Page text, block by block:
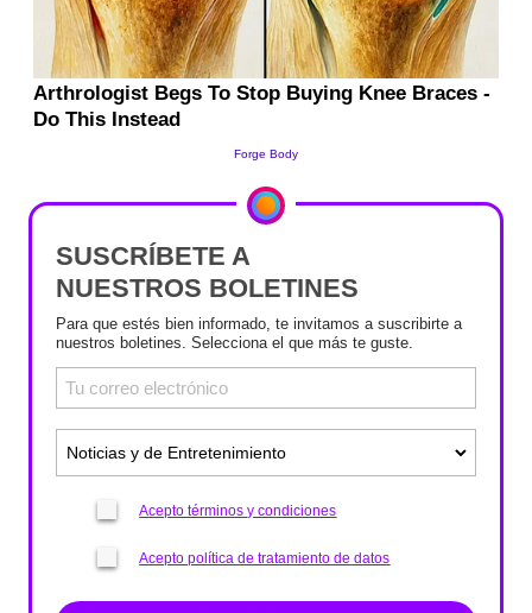
SUSCRÍBETE A
NUESTROS BOLETINES
Para que estés bien informado, te invitamos a suscribirte a
nuestros boletines. Selecciona el que más te guste.
Acepto términos y condiciones
Acepto política de tratamiento de datos